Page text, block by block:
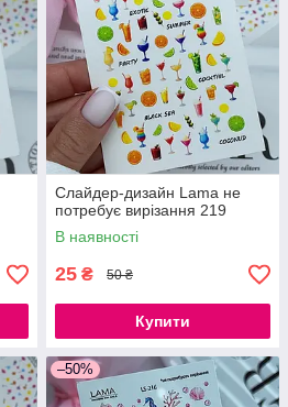
Слайдер-дизайн Lama не
потребує вирізання 219
В наявності
25 ₴ 50 ₴
Купити
–50%